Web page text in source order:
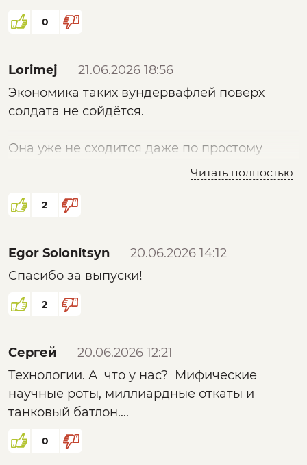
0
Lorimej
21.06.2026 18:56
Экономика таких вундервафлей поверх
солдата не сойдётся.
Она уже не сходится даже по простому
А обвесы солдата который будет стоить
прицепленная на дрон...
Сейчас даже авианосцы под вопросом
рентабельности и целесообразности.
Читать полностью
2
Egor Solonitsyn
20.06.2026 14:12
Спасибо за выпуски!
2
Сергей
20.06.2026 12:21
Технологии. А что у нас? Мифические
научные роты, миллиардные откаты и
танковый батлон....
0